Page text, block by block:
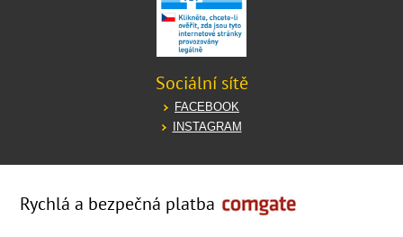
Sociální sítě
FACEBOOK
INSTAGRAM
Rychlá a bezpečná platba